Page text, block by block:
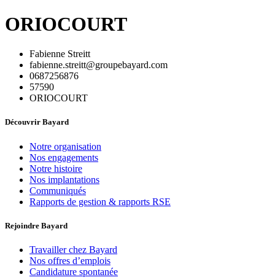
ORIOCOURT
Fabienne Streitt
fabienne.streitt@groupebayard.com
0687256876
57590
ORIOCOURT
Découvrir Bayard
Notre organisation
Nos engagements
Notre histoire
Nos implantations
Communiqués
Rapports de gestion & rapports RSE
Rejoindre Bayard
Travailler chez Bayard
Nos offres d’emplois
Candidature spontanée